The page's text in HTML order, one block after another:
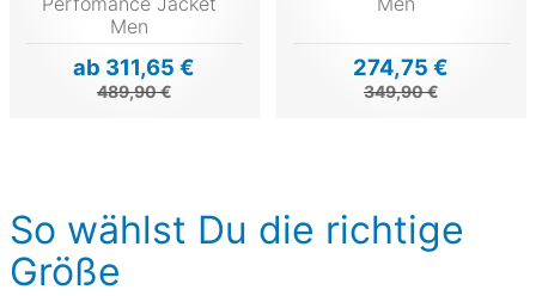
Men
ab 311,65 €
489,90 €
274,75 €
349,90 €
So wählst Du die richtige
Größe